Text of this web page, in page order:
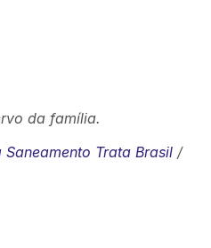
da família.
Saneamento Trata Brasil /